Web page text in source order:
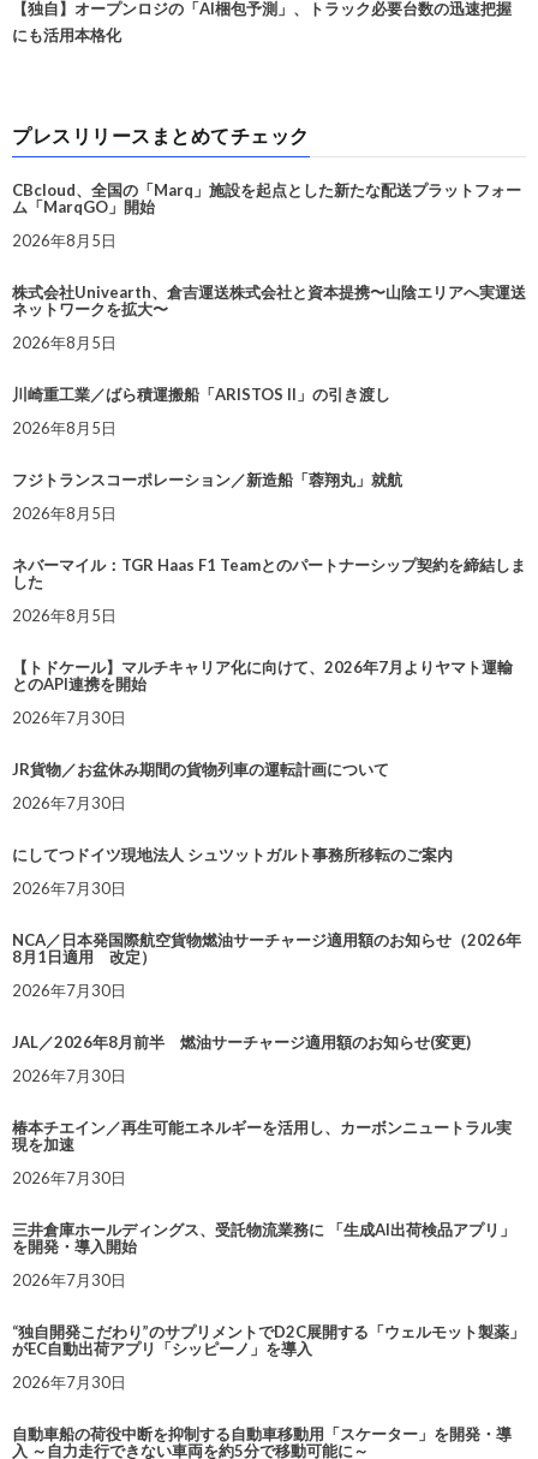
【独自】オープンロジの「AI梱包予測」、トラック必要台数の迅速把握
にも活用本格化
プレスリリースまとめてチェック
CBcloud、全国の「Marq」施設を起点とした新たな配送プラットフォー
ム「MarqGO」開始
2026年8月5日
株式会社Univearth、倉吉運送株式会社と資本提携〜山陰エリアへ実運送
ネットワークを拡大〜
2026年8月5日
川崎重工業／ばら積運搬船「ARISTOS II」の引き渡し
2026年8月5日
フジトランスコーポレーション／新造船「蓉翔丸」就航
2026年8月5日
ネバーマイル：TGR Haas F1 Teamとのパートナーシップ契約を締結しま
した
2026年8月5日
【トドケール】マルチキャリア化に向けて、2026年7月よりヤマト運輸
とのAPI連携を開始
2026年7月30日
JR貨物／お盆休み期間の貨物列車の運転計画について
2026年7月30日
にしてつドイツ現地法人 シュツットガルト事務所移転のご案内
2026年7月30日
NCA／日本発国際航空貨物燃油サーチャージ適用額のお知らせ（2026年
8月1日適用 改定）
2026年7月30日
JAL／2026年8月前半 燃油サーチャージ適用額のお知らせ(変更)
2026年7月30日
椿本チエイン／再生可能エネルギーを活用し、カーボンニュートラル実
現を加速
2026年7月30日
三井倉庫ホールディングス、受託物流業務に 「生成AI出荷検品アプリ」
を開発・導入開始
2026年7月30日
“独自開発こだわり”のサプリメントでD2C展開する「ウェルモット製薬」
がEC自動出荷アプリ「シッピーノ」を導入
2026年7月30日
自動車船の荷役中断を抑制する自動車移動用「スケーター」を開発・導
入 ～自力走行できない車両を約5分で移動可能に～